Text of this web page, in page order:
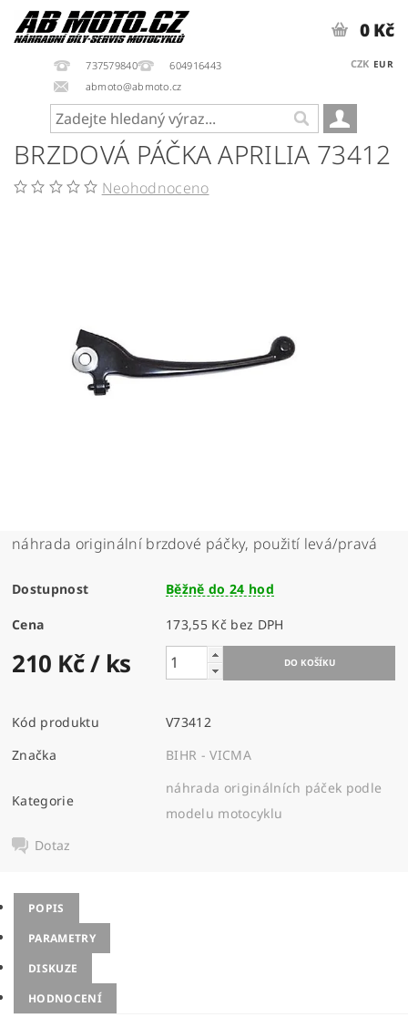
737579840
604916443
abmoto@abmoto.cz
CZK EUR
0 Kč
BRZDOVÁ PÁČKA APRILIA 73412
Neohodnoceno
náhrada originální brzdové páčky, použití levá/pravá
Dostupnost Běžně do 24 hod
Cena 173,55 Kč bez DPH
210 Kč/ ks
Kód produktu
V73412
Značka
BIHR - VICMA
Kategorie
náhrada originálních páček podle
modelu motocyklu
Dotaz
POPIS
PARAMETRY
DISKUZE
HODNOCENÍ